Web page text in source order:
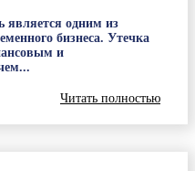
является одним из
бизнеса. Утечка
и
Читать полностью